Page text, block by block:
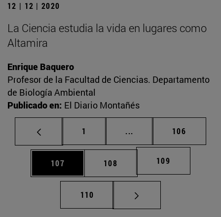
12 | 12 | 2020
La Ciencia estudia la vida en lugares como
Altamira
Enrique Baquero
Profesor de la Facultad de Ciencias. Departamento
de Biología Ambiental
Publicado en: El Diario Montañés
Página
1 ... Páginas intermedias
Página
106
Página
107 Página
108 Página
109
Página
110